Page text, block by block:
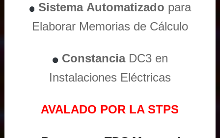
Sistema Automatizado para
Elaborar Memorias de Cálculo
ConstanciaDC3 en
Instalaciones Eléctricas
AVALADO POR LA STPS